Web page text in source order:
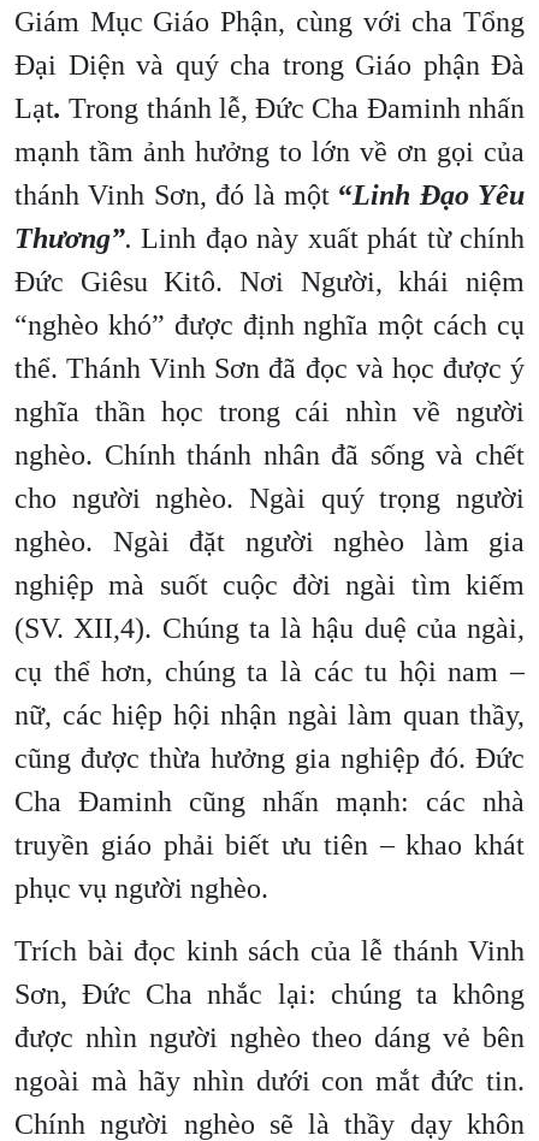
Giám Mục Giáo Phận, cùng với cha Tổng
Đại Diện và quý cha trong Giáo phận Đà
Lạt.Trong thánh lễ, Đức Cha Đaminh nhấn
mạnh tầm ảnh hưởng to lớn về ơn gọi của
thánh Vinh Sơn, đó là một “Linh Đạo Yêu
Thương”.Linh đạo này xuất phát từ chính
Đức Giêsu Kitô. Nơi Người, khái niệm
“nghèo khó” được định nghĩa một cách cụ
thể. Thánh Vinh Sơn đã đọc và học được ý
nghĩa thần học trong cái nhìn về người
nghèo. Chính thánh nhân đã sống và chết
cho người nghèo. Ngài quý trọng người
nghèo. Ngài đặt người nghèo làm gia
nghiệp mà suốt cuộc đời ngài tìm kiếm
(SV. XII,4). Chúng ta là hậu duệ của ngài,
cụ thể hơn, chúng ta là các tu hội nam –
nữ, các hiệp hội nhận ngài làm quan thầy,
cũng được thừa hưởng gia nghiệp đó. Đức
Cha Đaminh cũng nhấn mạnh: các nhà
truyền giáo phải biết ưu tiên – khao khát
phục vụ người nghèo.
Trích bài đọc kinh sách của lễ thánh Vinh
Sơn, Đức Cha nhắc lại: chúng ta không
được nhìn người nghèo theo dáng vẻ bên
ngoài mà hãy nhìn dưới con mắt đức tin.
Chính người nghèo sẽ là thầy dạy khôn